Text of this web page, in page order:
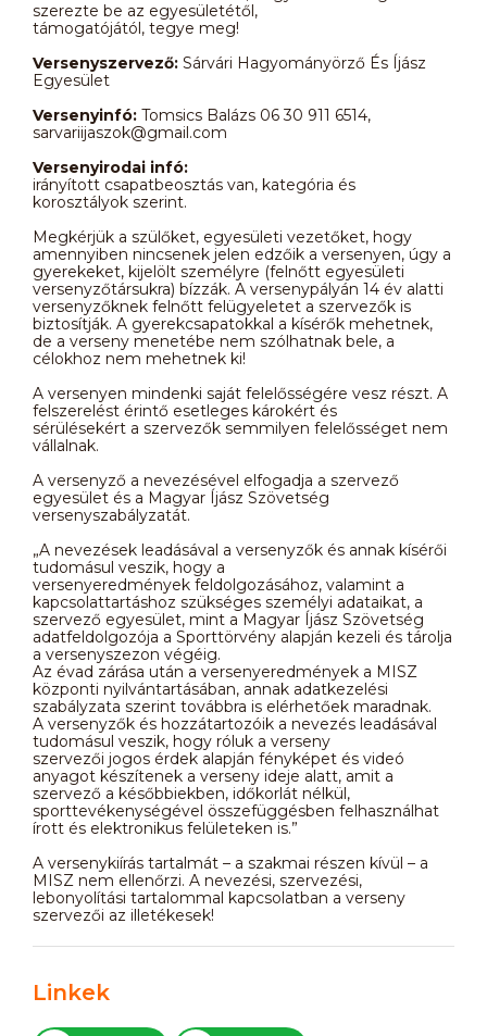
szerezte be az egyesületétől,
támogatójától, tegye meg!
Versenyszervező: Sárvári Hagyományörző És Íjász
Egyesület
Versenyinfó: Tomsics Balázs 06 30 911 6514,
sarvariijaszok@gmail.com
Versenyirodai infó:
irányított csapatbeosztás van, kategória és
korosztályok szerint.
Megkérjük a szülőket, egyesületi vezetőket, hogy
amennyiben nincsenek jelen edzőik a versenyen, úgy a
gyerekeket, kijelölt személyre (felnőtt egyesületi
versenyzőtársukra) bízzák. A versenypályán 14 év alatti
versenyzőknek felnőtt felügyeletet a szervezők is
biztosítják. A gyerekcsapatokkal a kísérők mehetnek,
de a verseny menetébe nem szólhatnak bele, a
célokhoz nem mehetnek ki!
A versenyen mindenki saját felelősségére vesz részt. A
felszerelést érintő esetleges károkért és
sérülésekért a szervezők semmilyen felelősséget nem
vállalnak.
A versenyző a nevezésével elfogadja a szervező
egyesület és a Magyar Íjász Szövetség
versenyszabályzatát.
„A nevezések leadásával a versenyzők és annak kísérői
tudomásul veszik, hogy a
versenyeredmények feldolgozásához, valamint a
kapcsolattartáshoz szükséges személyi adataikat, a
szervező egyesület, mint a Magyar Íjász Szövetség
adatfeldolgozója a Sporttörvény alapján kezeli és tárolja
a versenyszezon végéig.
Az évad zárása után a versenyeredmények a MISZ
központi nyilvántartásában, annak adatkezelési
szabályzata szerint továbbra is elérhetőek maradnak.
A versenyzők és hozzátartozóik a nevezés leadásával
tudomásul veszik, hogy róluk a verseny
szervezői jogos érdek alapján fényképet és videó
anyagot készítenek a verseny ideje alatt, amit a
szervező a későbbiekben, időkorlát nélkül,
sporttevékenységével összefüggésben felhasználhat
írott és elektronikus felületeken is.”
A versenykiírás tartalmát – a szakmai részen kívül – a
MISZ nem ellenőrzi. A nevezési, szervezési,
lebonyolítási tartalommal kapcsolatban a verseny
szervezői az illetékesek!
Linkek